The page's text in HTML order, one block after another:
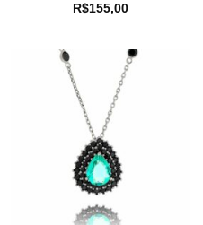
R$155,00